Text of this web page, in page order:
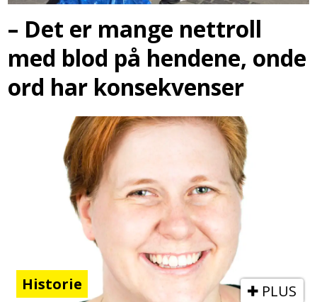
– Det er mange nettroll
med blod på hendene, onde
ord har konsekvenser
Historie PLUS